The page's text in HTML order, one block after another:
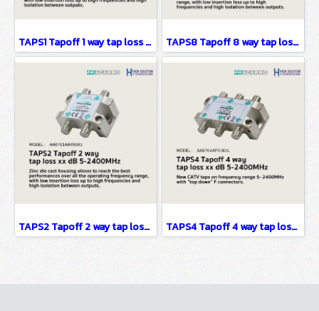
TAPS1 Tapoff 1 way tap loss xx dB 5-2400MHz TAPS8 Tapoff 8 way tap loss xx dB 5-2400MHz
TAPS2 Tapoff 2 way tap loss xx dB 5-2400MHz TAPS4 Tapoff 4 way tap loss xx dB 5-2400MHz